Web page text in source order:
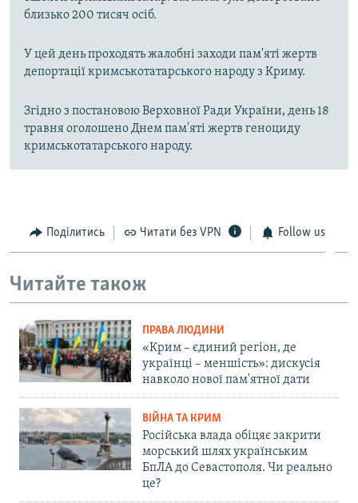
близько 200 тисяч осіб.
У цей день проходять жалобні заходи пам'яті жертв
депортації кримськотатарського народу з Криму.
Згідно з постановою Верховної Ради України, день 18
травня оголошено Днем пам'яті жертв геноциду
кримськотатарського народу.
Поділитись Читати без VPN Follow us
Читайте також
ПРАВА ЛЮДИНИ
«Крим – єдиний регіон, де
українці – меншість»: дискусія
навколо нової пам'ятної дати
ВІЙНА ТА КРИМ
Російська влада обіцяє закрити
морський шлях українським
БпЛА до Севастополя. Чи реально
це?